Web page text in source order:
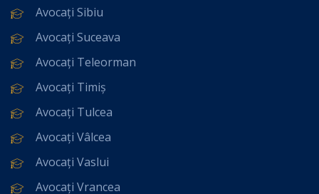
Avocați Sibiu
Avocați Suceava
Avocați Teleorman
Avocați Timiș
Avocați Tulcea
Avocați Vâlcea
Avocați Vaslui
Avocați Vrancea